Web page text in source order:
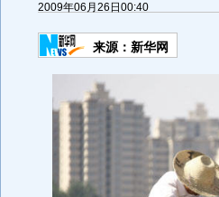
2009年06月26日00:40
来源： 新华网